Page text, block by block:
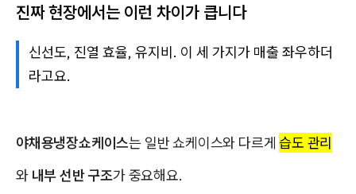
진짜 현장에서는 이런 차이가 큽니다
신선도, 진열 효율, 유지비. 이 세 가지가 매출 좌우하더
라고요.
야채용냉장쇼케이스는 일반 쇼케이스와 다르게습도 관리
와 내부 선반 구조가 중요해요.